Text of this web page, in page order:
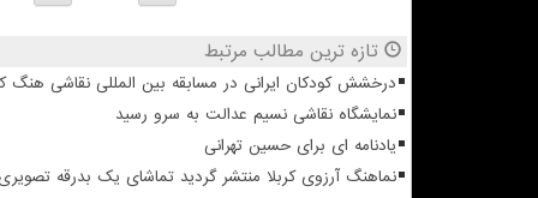
تازه ترین مطالب مرتبط
درخشش کودکان ایرانی در مسابقه بین المللی نقاشی هنگ
نمایشگاه نقاشی نسیم عدالت به سرو رسید
یادنامه ای برای حسین تهرانی
نماهنگ آرزوی کربلا منتشر گردید تماشای یک بدرقه